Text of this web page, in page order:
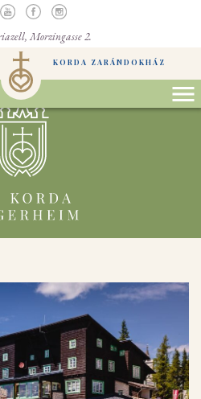
Morzingasse 2.
KORDA ZARÁNDOKHÁZ